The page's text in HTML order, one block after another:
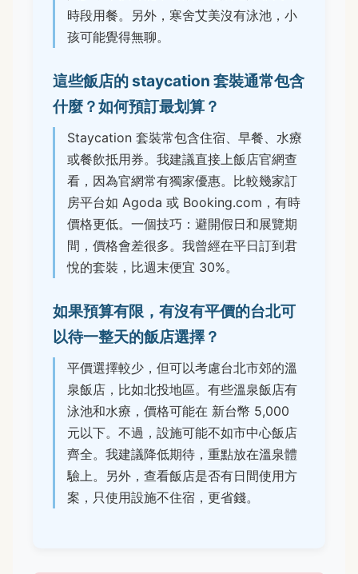
時段用餐。另外，寒舍艾美沒有泳池，小
孩可能覺得無聊。
這些飯店的 staycation 套裝通常包含
什麼？如何預訂最划算？
Staycation 套裝常包含住宿、早餐、水療
或餐飲抵用券。我建議直接上飯店官網查
看，因為官網常有獨家優惠。比較幾家訂
房平台如 Agoda 或 Booking.com，有時
價格更低。一個技巧：避開假日和展覽期
間，價格會差很多。我曾經在平日訂到君
悅的套裝，比週末便宜 30%。
如果預算有限，有沒有平價的台北可
以待一整天的飯店選擇？
平價選擇較少，但可以考慮台北市郊的溫
泉飯店，比如北投地區。有些溫泉飯店有
泳池和水療，價格可能在 新台幣 5,000
元以下。不過，設施可能不如市中心飯店
齊全。我建議降低期待，重點放在溫泉體
驗上。另外，查看飯店是否有日間使用方
案，只使用設施不住宿，更省錢。